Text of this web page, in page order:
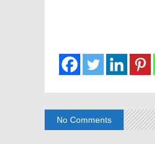
No Comments